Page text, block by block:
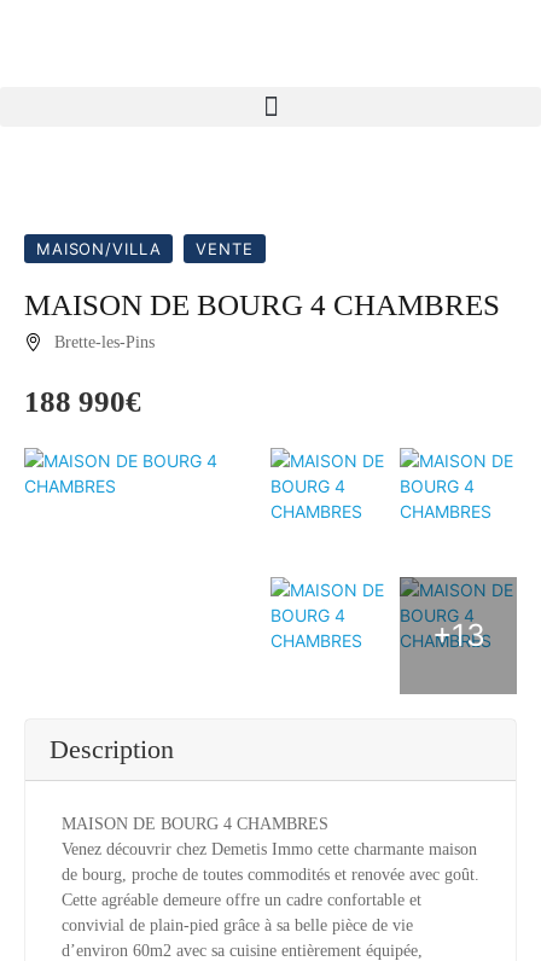
MAISON/VILLA VENTE
MAISON DE BOURG 4 CHAMBRES
Brette-les-Pins
188 990€
+13
Description
MAISON DE BOURG 4 CHAMBRES
Venez découvrir chez Demetis Immo cette charmante maison
de bourg, proche de toutes commodités et renovée avec goût.
Cette agréable demeure offre un cadre confortable et
convivial de plain-pied grâce à sa belle pièce de vie
d’environ 60m2 avec sa cuisine entièrement équipée,